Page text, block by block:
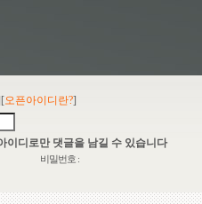
오픈아이디란?]
이디로만 댓글을 남길 수 있습니다
비밀번호 :